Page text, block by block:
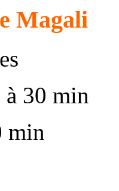
Magali
30 min
min